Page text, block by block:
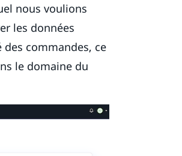
nous voulions
les données
commandes, ce
le domaine du